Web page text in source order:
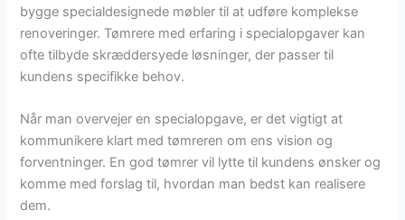
bygge specialdesignede møbler til at udføre komplekse
renoveringer. Tømrere med erfaring i specialopgaver kan
ofte tilbyde skræddersyede løsninger, der passer til
kundens specifikke behov.
Når man overvejer en specialopgave, er det vigtigt at
kommunikere klart med tømreren om ens vision og
forventninger. En god tømrer vil lytte til kundens ønsker og
komme med forslag til, hvordan man bedst kan realisere
dem.